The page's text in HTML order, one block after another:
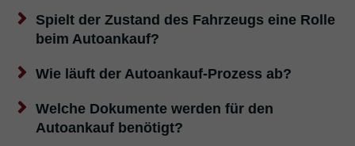
Spielt der Zustand des Fahrzeugs eine Rolle
beim Autoankauf?
Wie läuft der Autoankauf-Prozess ab?
Welche Dokumente werden für den
Autoankauf benötigt?